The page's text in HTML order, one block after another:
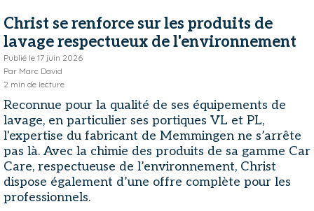
Christ se renforce sur les produits de
lavage respectueux de l'environnement
Publié le 17 juin 2026
Par Marc David
2 min de lecture
Reconnue pour la qualité de ses équipements de
lavage, en particulier ses portiques VL et PL,
l'expertise du fabricant de Memmingen ne s’arrête
pas là. Avec la chimie des produits de sa gamme Car
Care, respectueuse de l’environnement, Christ
dispose également d’une offre complète pour les
professionnels.